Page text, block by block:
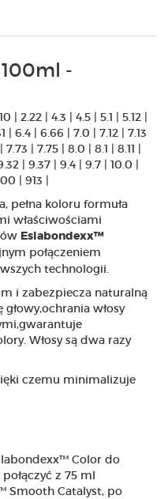
100ml -
| 2.22 | 4.3 | 4.5 | 5.1 | 5.12 |
| 6.4 | 6.66 | 7.0 | 7.12 | 7.13
| 7.75 | 8.0 | 8.1 | 8.11 |
| 9.37 | 9.4 | 9.7 | 10.0 |
| 913 |
pełna koloru formuła
właściwościami
Eslabondexx™
połączeniem
technologii.
i zabezpiecza naturalną
włosy
Włosy są dwa razy
czemu minimalizuje
Color do
z 75 ml
Smooth Catalyst, po